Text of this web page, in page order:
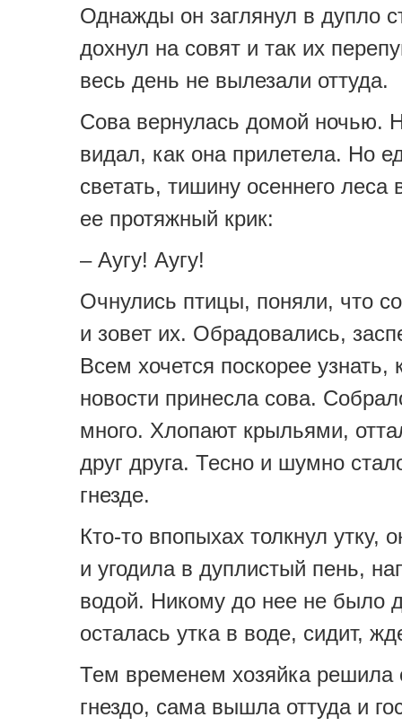
Однажды он заглянул в дупло
дохнул на совят и так их
весь день не вылезали оттуда.
Сова вернулась домой ночью.
видал, как она прилетела. Но
светать, тишину осеннего леса
ее протяжный крик:
– Аугу! Аугу!
Очнулись птицы, поняли, что
и зовет их. Обрадовались,
Всем хочется поскорее узнать,
новости принесла сова.
много. Хлопают крыльями,
друг друга. Тесно и шумно
гнезде.
Кто-то впопыхах толкнул утку,
и угодила в дуплистый пень,
водой. Никому до нее не было
осталась утка в воде, сидит,
Тем временем хозяйка решила
гнездо, сама вышла оттуда и